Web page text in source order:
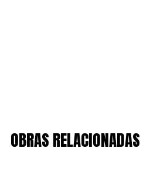
OBRAS RELACIONADAS